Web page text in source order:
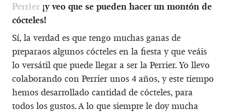
Perrier ¡y veo que se pueden hacer un montón de
cócteles!
Sí, la verdad es que tengo muchas ganas de
preparaos algunos cócteles en la fiesta y que veáis
lo versátil que puede llegar a ser la Perrier. Yo llevo
colaborando con Perrier unos 4 años, y este tiempo
hemos desarrollado cantidad de cócteles, para
todos los gustos. A lo que siempre le doy mucha